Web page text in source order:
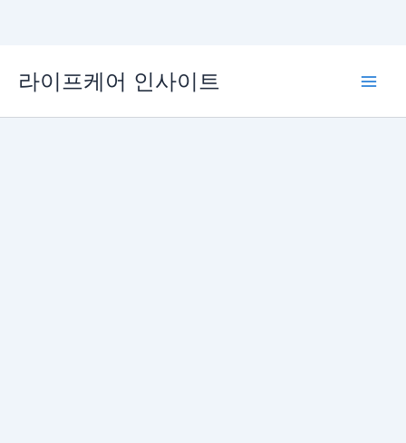
로
라이프케어 인사이트